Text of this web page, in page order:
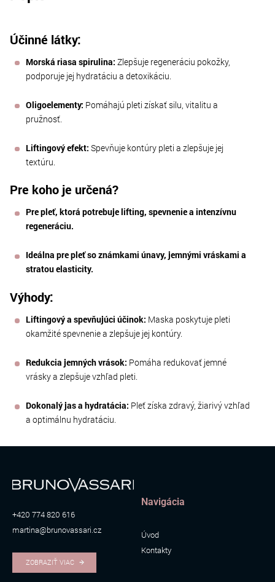
Účinné látky:
Morská riasa spirulina: Zlepšuje regeneráciu pokožky,
podporuje jej hydratáciu a detoxikáciu.
Oligoelementy: Pomáhajú pleti získať silu, vitalitu a
pružnosť.
Liftingový efekt: Spevňuje kontúry pleti a zlepšuje jej
textúru.
Pre koho je určená?
Pre pleť, ktorá potrebuje lifting, spevnenie a intenzívnu
regeneráciu.
Ideálna pre pleť so známkami únavy, jemnými vráskami a
stratou elasticity.
Výhody:
Liftingový a spevňujúci účinok: Maska poskytuje pleti
okamžité spevnenie a zlepšuje jej kontúry.
Redukcia jemných vrások: Pomáha redukovať jemné
vrásky a zlepšuje vzhľad pleti.
Dokonalý jas a hydratácia: Pleť získa zdravý, žiarivý vzhľad
a optimálnu hydratáciu.
+420 774 820 616
martina@brunovassari.cz
ZOBRAZIŤ VIAC
Navigácia
Úvod
Kontakty